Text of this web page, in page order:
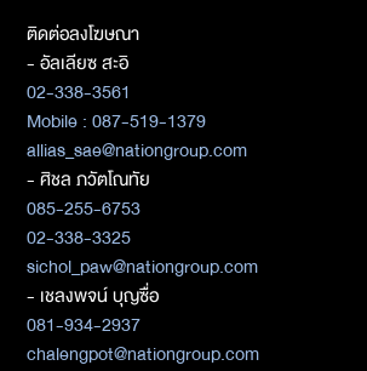
ติดต่อลงโฆษณา
- อัลเลียซ สะอิ
02-338-3561
Mobile : 087-519-1379
allias_sae@nationgroup.com
- ศิชล ภวัตโณทัย
085-255-6753
02-338-3325
sichol_paw@nationgroup.com
- เชลงพจน์ บุญซื่อ
081-934-2937
chalengpot@nationgroup.com